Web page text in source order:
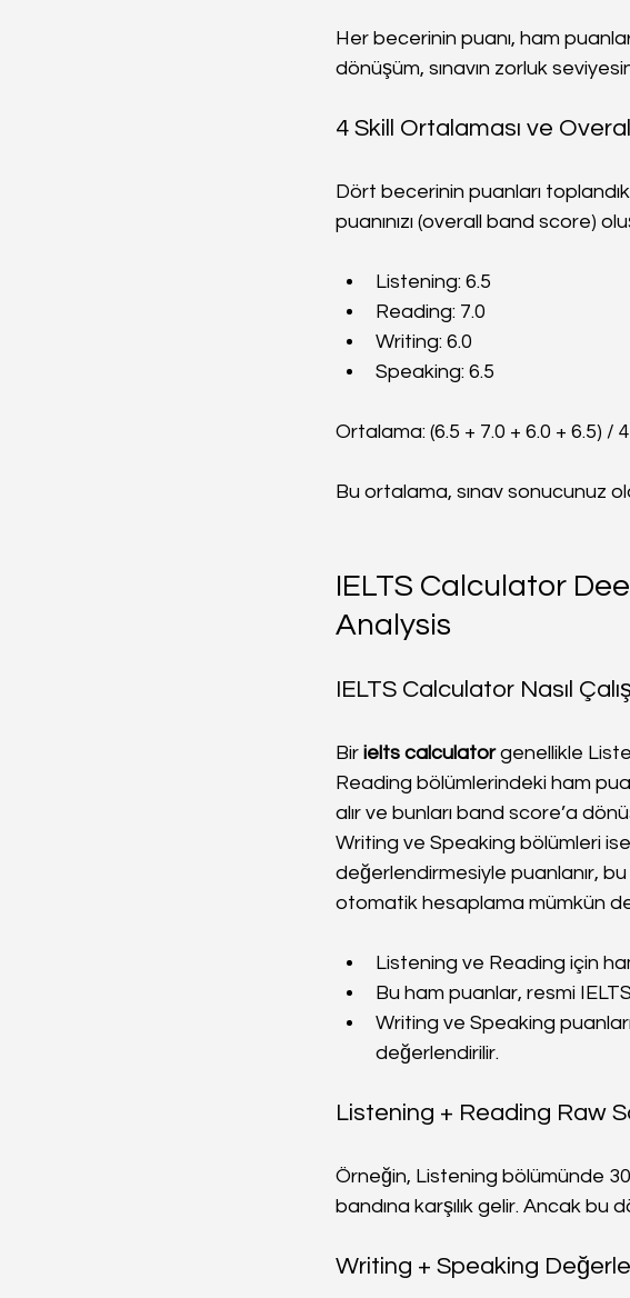
Her becerinin puanı, ham
dönüşüm, sınavın zorluk
4 Skill Ortalaması ve
Dört becerinin puanları
puanınızı (overall band score)
Listening: 6.5
Reading: 7.0
Writing: 6.0
Speaking: 6.5
Ortalama: (6.5 + 7.0 + 6.0 + 6.5) /
Bu ortalama, sınav sonucunuz
IELTS Calculator
Analysis
IELTS Calculator Nasıl
Bir ielts calculator genellikle
Reading bölümlerindeki ham
alır ve bunları band score’a
Writing ve Speaking bölümleri
değerlendirmesiyle puanlanır,
otomatik hesaplama mümkün
Listening ve Reading için
Bu ham puanlar, resmi
Writing ve Speaking
değerlendirilir.
Listening + Reading Raw
Örneğin, Listening bölümünde
bandına karşılık gelir. Ancak bu
Writing + Speaking